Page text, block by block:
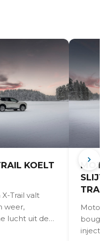
KOELT
Trail valt
weer,
lucht uit de
TRAIL